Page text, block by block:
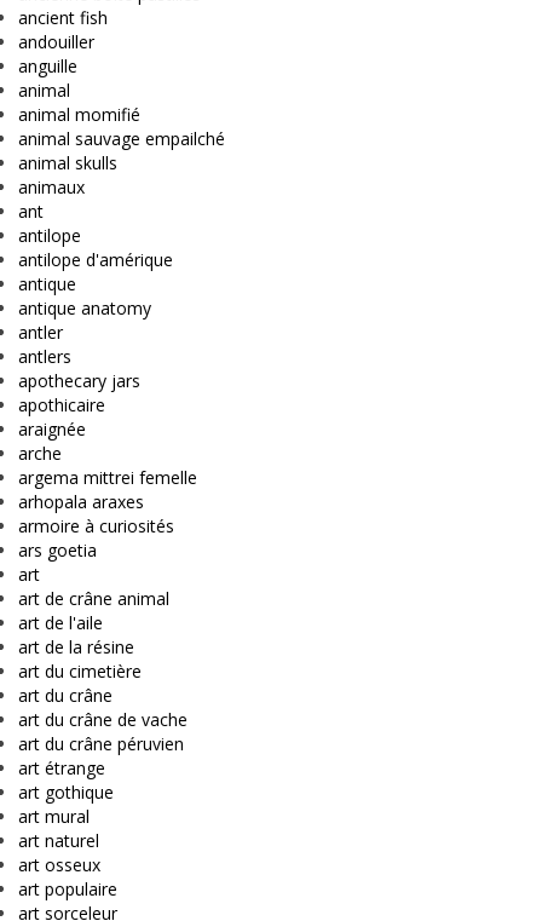
ancient fish
andouiller
anguille
animal
animal momifié
animal sauvage empailché
animal skulls
animaux
ant
antilope
antilope d'amérique
antique
antique anatomy
antler
antlers
apothecary jars
apothicaire
araignée
arche
argema mittrei femelle
arhopala araxes
armoire à curiosités
ars goetia
art
art de crâne animal
art de l'aile
art de la résine
art du cimetière
art du crâne
art du crâne de vache
art du crâne péruvien
art étrange
art gothique
art mural
art naturel
art osseux
art populaire
art sorceleur